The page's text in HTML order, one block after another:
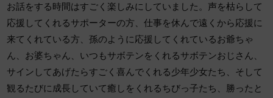
お話をする時間はすごく楽しみにしていました。声を枯らして
応援してくれるサポーターの方、仕事を休んで遠くから応援に
来てくれている方、孫のように応援してくれているお爺ちゃ
ん、お婆ちゃん、いつもサボテンをくれるサボテンおじさん、
サインしてあげたらすごく喜んでくれる少年少女たち、そして
観るたびに成長していて癒しをくれるちびっ子たち、勝ったと